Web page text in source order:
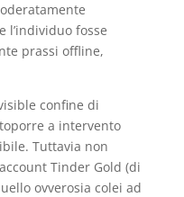
l’individuo fosse
prassi offline,
confine di
a intervento
Tuttavia non
Tinder Gold (di
ovverosia colei ad